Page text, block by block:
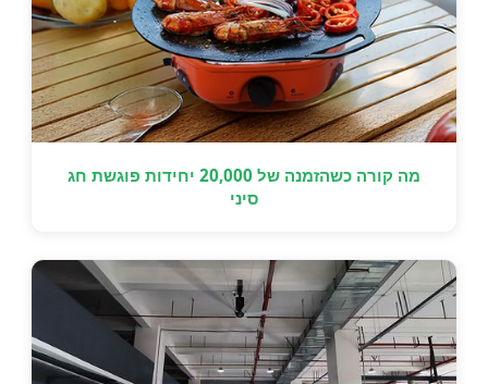
מה קורה כשהזמנה של 20,000 יחידות פוגשת חג
סיני